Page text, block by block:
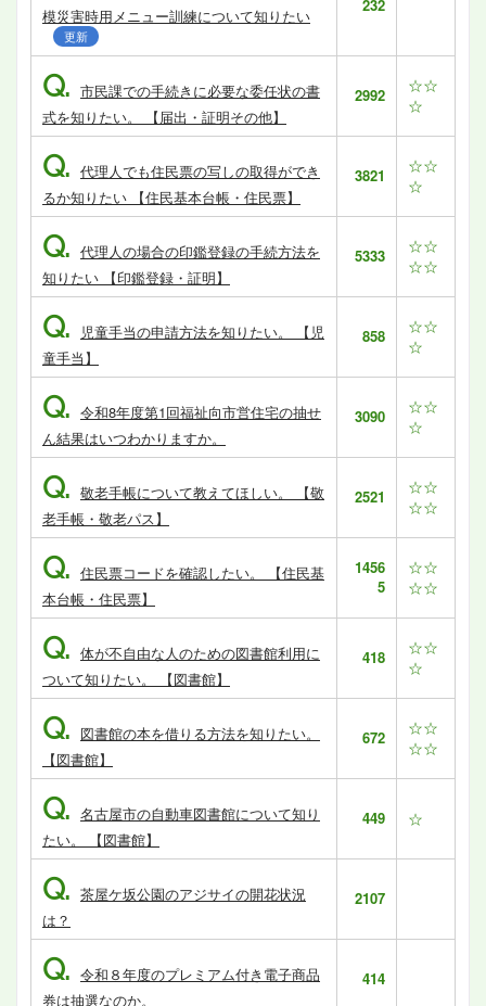
模災害時用メニュー訓練について知りたい
更新
232
Q. 市民課での手続きに必要な委任状の書
式を知りたい。 【届出・証明その他】
2992
☆☆
☆
Q. 代理人でも住民票の写しの取得ができ
るか知りたい 【住民基本台帳・住民票】
3821
☆☆
☆
Q. 代理人の場合の印鑑登録の手続方法を
知りたい 【印鑑登録・証明】
5333
☆☆
☆☆
Q.
児童手当の申請方法を知りたい。 【児
童手当】
858
☆☆
☆
Q. 令和8年度第1回福祉向市営住宅の抽せ
ん結果はいつわかりますか。
3090
☆☆
☆
Q. 敬老手帳について教えてほしい。 【敬
老手帳・敬老パス】
2521
☆☆
☆☆
Q. 住民票コードを確認したい。 【住民基
本台帳・住民票】
1456
5
☆☆
☆☆
Q. 体が不自由な人のための図書館利用に
ついて知りたい。 【図書館】
418
☆☆
☆
Q. 図書館の本を借りる方法を知りたい。
【図書館】
672
☆☆
☆☆
Q. 名古屋市の自動車図書館について知り
たい。 【図書館】
449 ☆
Q. 茶屋ケ坂公園のアジサイの開花状況
は？
2107
Q. 令和８年度のプレミアム付き電子商品
券は抽選なのか。
414